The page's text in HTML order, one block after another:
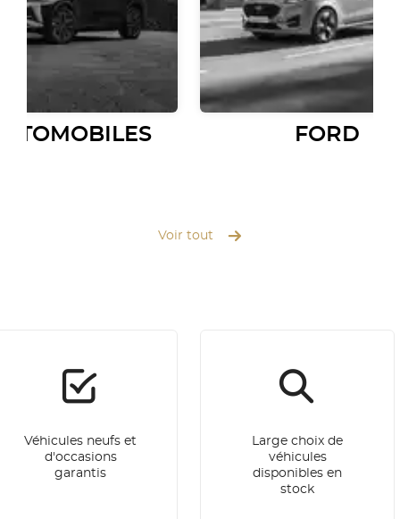
FORD
Voir tout
Véhicules neufs et
d'occasions
garantis
Large choix de
véhicules
disponibles en
stock